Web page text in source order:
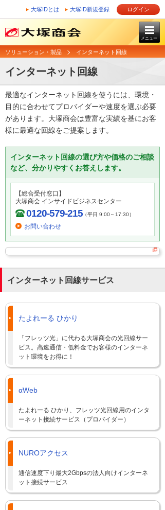
大塚IDとは 大塚ID新規登録 ログイン
メニュー
ソリューション・製品 インターネット回線
インターネット回線
最適なインターネット回線を使うには、環境・
目的に合わせてプロバイダーや速度を選ぶ必要
があります。大塚商会は豊富な実績を基にお客
様に最適な回線をご提案します。
インターネット回線の選び方や価格のご相談
など、分かりやすくお答えします。
【総合受付窓口】
大塚商会 インサイドビジネスセンター
0120-579-215（平日 9:00～17:30）
お問い合わせ
インターネット回線サービス
たよれーる ひかり
「フレッツ光」に代わる大塚商会の光回線サー
ビス。高速通信・低料金でお客様のインターネ
ット環境をお得に！
αWeb
たよれーる ひかり、フレッツ光回線用のインタ
ーネット接続サービス（プロバイダー）
NUROアクセス
通信速度下り最大2Gbpsの法人向けインターネ
ット接続サービス